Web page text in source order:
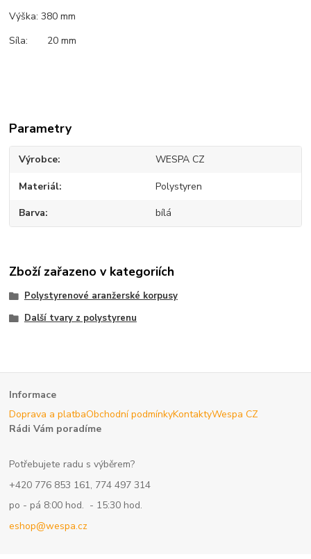
Výška: 380 mm
Síla: 20 mm
Parametry
Výrobce WESPA CZ
Materiál Polystyren
Barva bílá
Zboží zařazeno v kategoriích
Polystyrenové aranžerské korpusy
Další tvary z polystyrenu
Informace
Doprava a platbaObchodní podmínkyKontaktyWespa CZ
Rádi Vám poradíme
Potřebujete radu s výběrem?
+420 776 853 161, 774 497 314
po - pá 8:00 hod. - 15:30 hod.
eshop@wespa.cz